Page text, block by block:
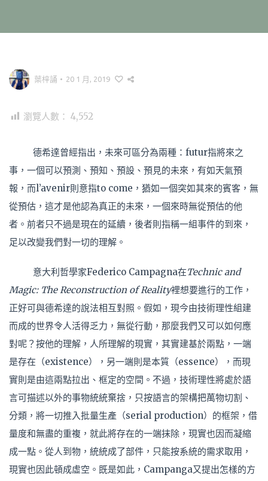
葉梓誦 • 20 1 月, 2019
瀏覽人數： 4,552
德希達曾經指出，未來可區分為兩種：futur指將來之
事，一個可以預測、預知、預設、預見的未來，有如天氣預
報，而l’avenir則意指to come，猶如一個突如其來的賓客，無
從預估，這才是他認為真正的未來，一個來時無從預估的他
者。前者只不過是現在的延續，後者則指稱一組事件的到來，
足以改變我們對一切的理解。
意大利哲學家Federico Campagna在Technic and
Magic: The Reconstruction of Reality裡想要進行的工作，
正好可與德希達的說法相互對照。假如，現今由技術理性組建
而成的世界令人活得乏力，無從行動，那麼我們又可以如何應
對呢？按他的理解，人所理解的現實，其實建基於兩點，一端
是存在（existence），另一端則是本質（essence），而現
實則是由這兩點拉出、框定的空間。不過，技術理性將處於語
言可描述以外的事物統統棄捨，只按語言的架構把萬物切割、
分類，將一切推入批量生產（serial production）的框架，借
量度和無盡的重複，就此將存在的一端抹除，現實也因而凝縮
成一點。從人到物，統統成了部件，只能按系統的需求取用，
現實也因此頓成虛空。既是如此，Campanga又提出怎樣的方